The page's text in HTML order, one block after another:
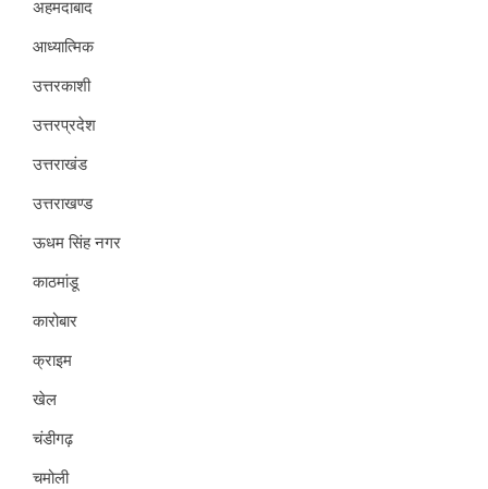
अहमदाबाद
आध्यात्मिक
उत्तरकाशी
उत्तरप्रदेश
उत्तराखंड
उत्तराखण्ड
ऊधम सिंह नगर
काठमांडू
कारोबार
क्राइम
खेल
चंडीगढ़
चमोली